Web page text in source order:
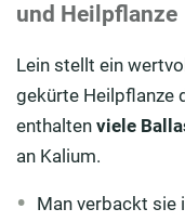
und Heilpflanze
Lein stellt ein
gekürte Heilpflanze
enthalten viele
an Kalium.
Man verbackt sie